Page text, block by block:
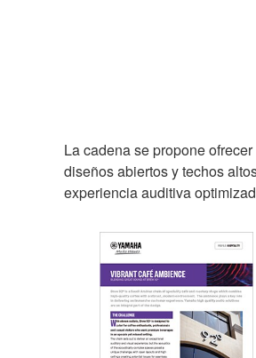
La cadena se propone
diseños abiertos y techos
experiencia auditiva